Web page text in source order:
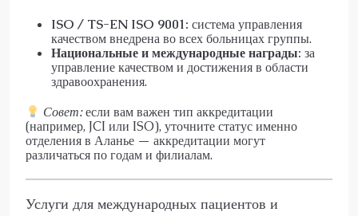
ISO / TS-EN ISO 9001: система управления
качеством внедрена во всех больницах группы.
Национальные и международные награды: за
управление качеством и достижения в области
здравоохранения.
Совет:если вам важен тип аккредитации
(например, JCI или ISO), уточните статус именно
отделения в Аланье — аккредитации могут
различаться по годам и филиалам.
Услуги для международных пациентов и